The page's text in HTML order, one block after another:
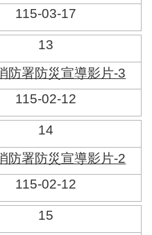
115-03-17
13
防署防災宣導影片-3
115-02-12
14
防署防災宣導影片-2
115-02-12
15